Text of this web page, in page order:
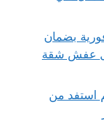
بضمان
خصم لنقل عفش شقة
بـ20%خصم استفد من